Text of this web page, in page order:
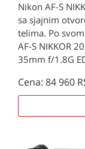
Nikon AF-S
sa sjajnim
telima. Po
AF-S NIKKOR
35mm f/1.8G
Cena: 84 960